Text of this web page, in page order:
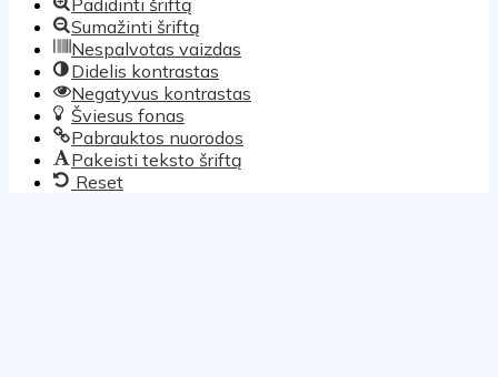
Padidinti šriftą
Sumažinti šriftą
Nespalvotas vaizdas
Didelis kontrastas
Negatyvus kontrastas
Šviesus fonas
Pabrauktos nuorodos
Pakeisti teksto šriftą
Reset